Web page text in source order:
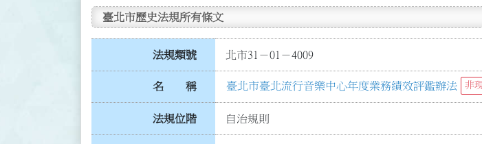
臺北市歷史法規所有條文
法規類號 北市31－01－4009
名 稱 臺北市臺北流行音樂中心年度業務績效評鑑辦法 非
法規位階 自治規則